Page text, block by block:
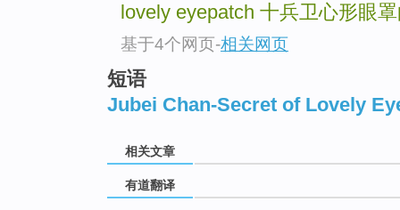
lovely eyepatch 十兵卫心形眼
基于4个网页-相关网页
短语
Jubei Chan-Secret of Lovely
相关文章
有道翻译